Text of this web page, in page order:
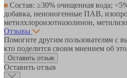
Состав: ≥30% очищенная вода;
добавка, неионогенные ПАВ,
метилхлороизотиазолинон,
Отзывы
Помогите другим пользователям с
кто поделится своим мнением об
Оставить отзыв
Оставить отзыв